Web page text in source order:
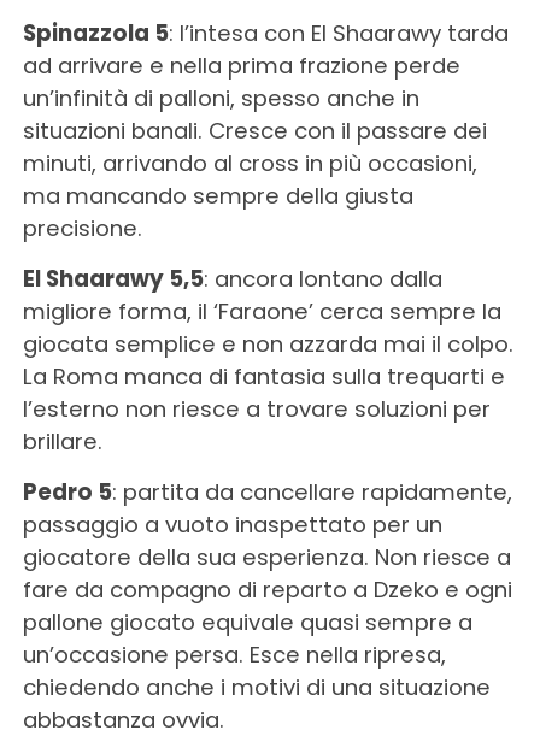
Spinazzola 5: l’intesa con El Shaarawy tarda
ad arrivare e nella prima frazione perde
un’infinità di palloni, spesso anche in
situazioni banali. Cresce con il passare dei
minuti, arrivando al cross in più occasioni,
ma mancando sempre della giusta
precisione.
El Shaarawy 5,5: ancora lontano dalla
migliore forma, il ‘Faraone’ cerca sempre la
giocata semplice e non azzarda mai il colpo.
La Roma manca di fantasia sulla trequarti e
l’esterno non riesce a trovare soluzioni per
brillare.
Pedro 5: partita da cancellare rapidamente,
passaggio a vuoto inaspettato per un
giocatore della sua esperienza. Non riesce a
fare da compagno di reparto a Dzeko e ogni
pallone giocato equivale quasi sempre a
un’occasione persa. Esce nella ripresa,
chiedendo anche i motivi di una situazione
abbastanza ovvia.